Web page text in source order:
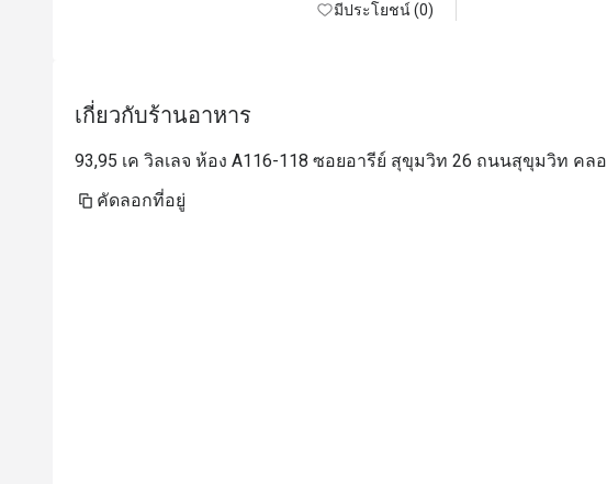
มีประโยชน์ (0)
นะแต่ที่ผมพูดไ
เกี่ยวกับร้านอาหาร
93,95 เค วิลเลจ ห้อง A116-118 ซอยอารีย์ สุขุมวิท 26 ถนนสุขุมวิท คล
คัดลอกที่อยู่